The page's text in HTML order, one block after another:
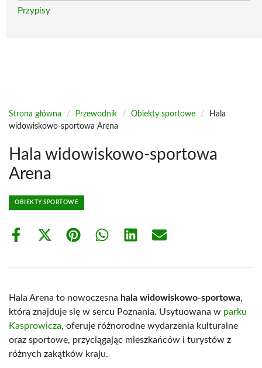
Przypisy
Strona główna / Przewodnik / Obiekty sportowe /
Hala
widowiskowo-sportowa Arena
Hala widowiskowo-sportowa
Arena
OBIEKTY SPORTOWE
Share
Share
(Twitter)
Share Share Share Share
Hala Arena to nowoczesna hala widowiskowo-sportowa,
która znajduje się w sercu Poznania. Usytuowana w parku
Kasprowicza, oferuje różnorodne wydarzenia kulturalne
oraz sportowe, przyciągając mieszkańców i turystów z
różnych zakątków kraju.